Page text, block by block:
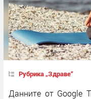
Рубрика „Здраве“
Данните от Google